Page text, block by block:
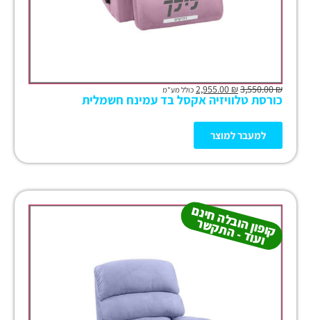
₪
3,550.00
₪ כולל מע"מ
כורסת טלוויזיה אקסל בד עמינח חשמלית
למעבר למוצר
קו
פון
הו
ב
ל
ה
חינ
ם
ו
עו
ד -
ה
ת
ק
ש
ר